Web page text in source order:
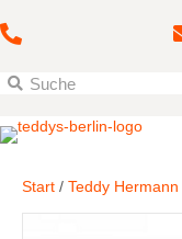
Start / Teddy Hermann